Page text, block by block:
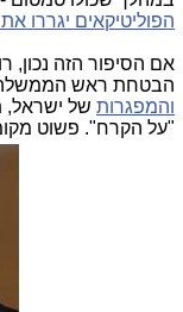
הפוליטיקאים יגררו
אם הסיפור הזה נכון,
הבטחת ראש
והמפגרות של ישראל,
"על הקרח". פשוט